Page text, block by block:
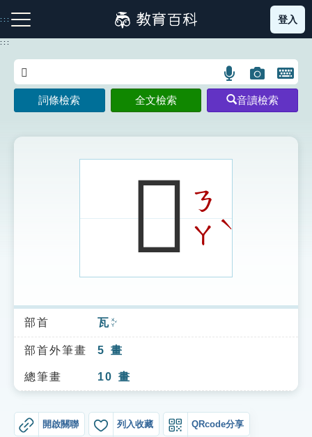
到
主
:::
注音索引圖示 筆畫索引圖示 部首索引表圖示
索引選單
知識索引
單字索引
登入
:::
語
言
搜
示
圖
片
搜
開
鍵
圖
詞條檢索 全文檢索 音讀檢索
𤬼ㄋ
ㄚˋ
部首 瓦ㄨㄚˇ
部首外筆畫 5 畫
總筆畫 10 畫
開啟關聯 列入收藏 QRcode分享